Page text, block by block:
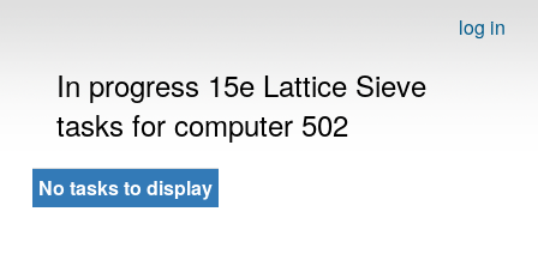
log in
In progress 15e Lattice Sieve
tasks for computer 502
No tasks to display